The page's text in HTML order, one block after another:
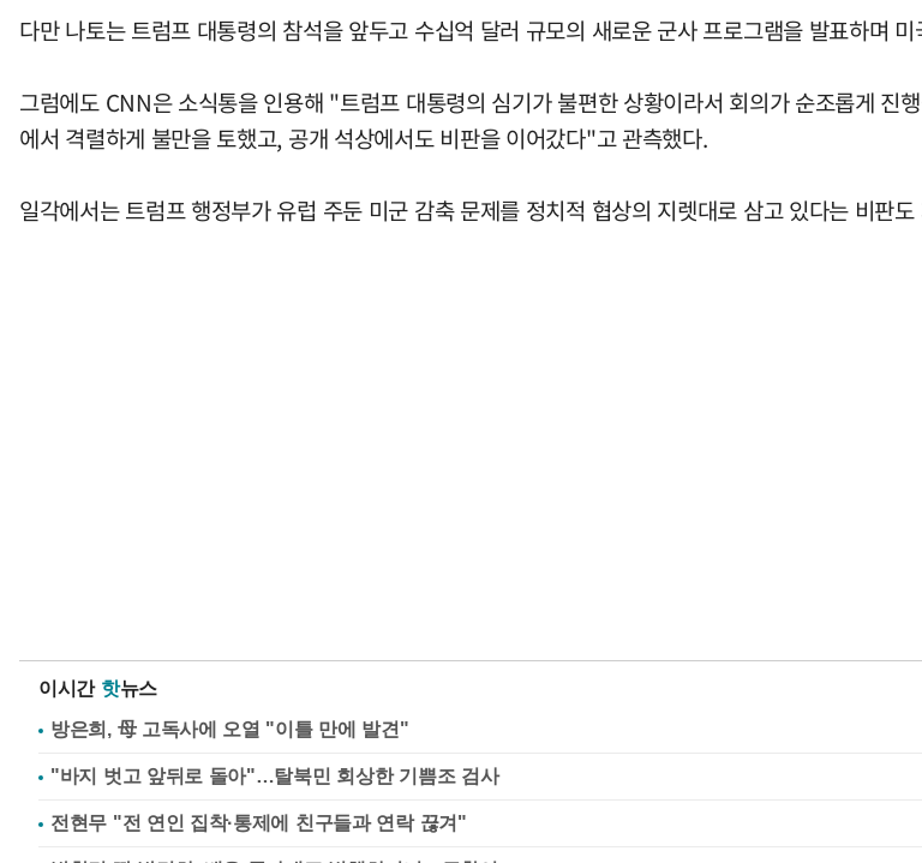
다만 나토는 트럼프 대통령의 참석을 앞두고 수십억 달러 규모의 새로운 군사 프로그램을 발표하며
그럼에도 CNN은 소식통을 인용해 "트럼프 대통령의 심기가 불편한 상황이라서 회의가 순조롭게 진
에서 격렬하게 불만을 토했고, 공개 석상에서도 비판을 이어갔다"고 관측했다.
일각에서는 트럼프 행정부가 유럽 주둔 미군 감축 문제를 정치적 협상의 지렛대로 삼고 있다는 비판도
이시간 핫뉴스
방은희, 母 고독사에 오열 "이틀 만에 발견"
"바지 벗고 앞뒤로 돌아"…탈북민 회상한 기쁨조 검사
전현무 "전 연인 집착·통제에 친구들과 연락 끊겨"